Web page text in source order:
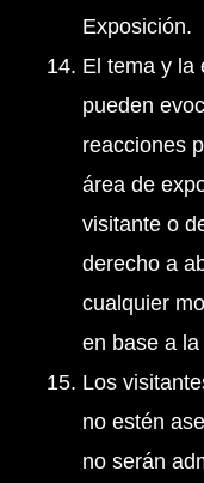
Exposición.
El tema y la
pueden
reacciones
área de
visitante o
derecho a
cualquier
en base a
Los
no estén
no serán